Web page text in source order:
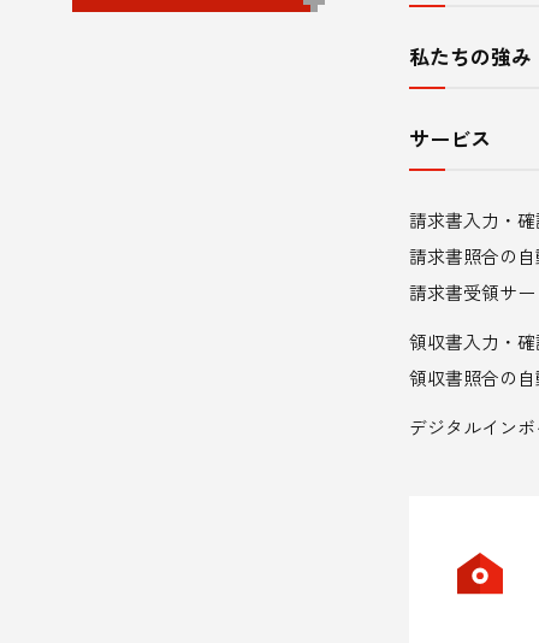
ト
内
ニ
ュ
ー
私たちの強み
サービス
請求書入力・
請求書照合の
請求書受領サー
領収書入力・
領収書照合の
デジタルインボ